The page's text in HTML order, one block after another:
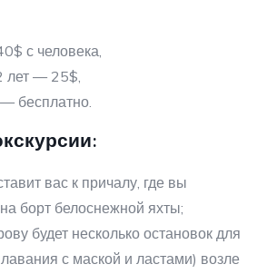
с человека,
лет — 25$,
бесплатно.
вас к причалу, где вы
борт белоснежной яхты;
будет несколько остановок для
с маской и ластами) возле